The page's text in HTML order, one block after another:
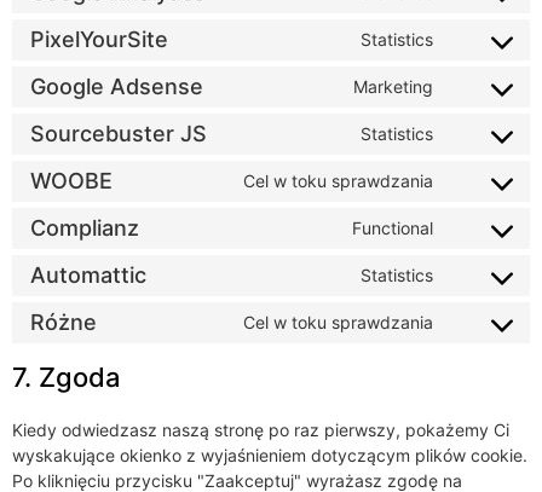
PixelYourSite Statistics
Google Adsense Marketing
Sourcebuster JS Statistics
WOOBE Cel w toku sprawdzania
Complianz Functional
Automattic Statistics
Różne Cel w toku sprawdzania
7. Zgoda
Kiedy odwiedzasz naszą stronę po raz pierwszy, pokażemy Ci
wyskakujące okienko z wyjaśnieniem dotyczącym plików cookie.
Po kliknięciu przycisku "Zaakceptuj" wyrażasz zgodę na